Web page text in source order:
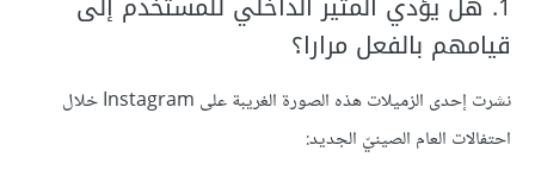
قيامهم بالفعل مرارا؟
نشرت إحدى الزميلات هذه الصورة الغريبة على Instagram خلال
احتفالات العام الصينيّ الجديد: